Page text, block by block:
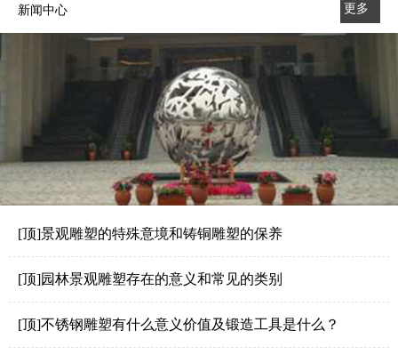
新闻中心
更多
>>
[顶]景观雕塑的特殊意境和铸铜雕塑的保养
[顶]园林景观雕塑存在的意义和常见的类别
[顶]不锈钢雕塑有什么意义价值及锻造工具是什么？